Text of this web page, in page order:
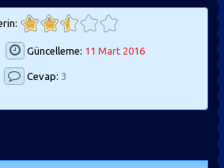
Güncelleme: 11 Mart 2016
Cevap: 3